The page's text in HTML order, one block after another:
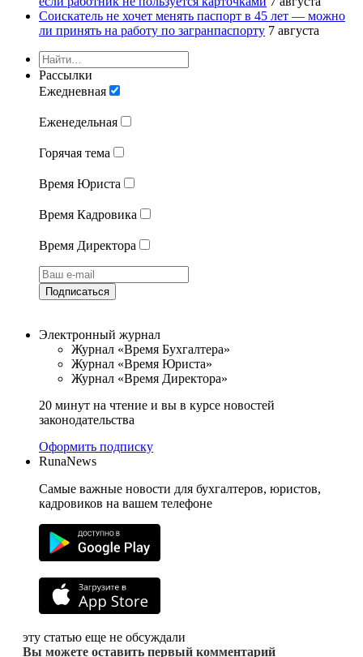
Соискатель не хочет менять паспорт в 45 лет — можно
ли принять на работу по загранпаспорту 7 августа
Рассылки
Ежедневная
Еженедельная
Горячая тема
Время Юриста
Время Кадровика
Время Директора
Подписаться
Электронный журнал
Журнал «Время Бухгалтера»
Журнал «Время Юриста»
Журнал «Время Директора»
20 минут на чтение и вы в курсе новостей
законодательства
Оформить подписку
RunaNews
Самые важные новости для бухгалтеров, юристов,
кадровиков на вашем телефоне
эту статью еще не обсуждали
Вы можете оставить первый комментарий